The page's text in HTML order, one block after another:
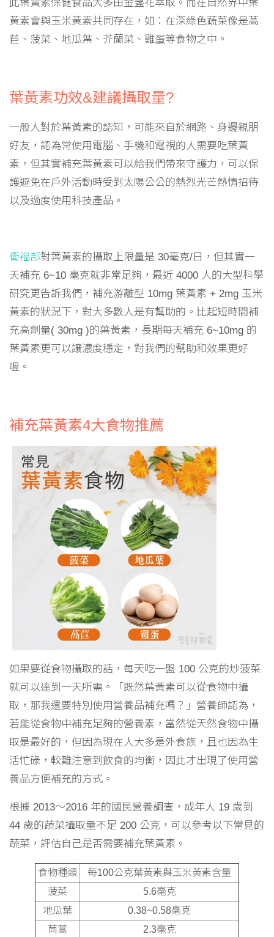
此葉黃素保健食品大多由金盞花萃取。而在自然界中葉
黃素會與玉米黃素共同存在，如：在深綠色蔬菜像是萵
苣、菠菜、地瓜葉、芥蘭菜、雞蛋等食物之中。
葉黃素功效&建議攝取量?
一般人對於葉黃素的認知，可能來自於網路、身邊親朋
好友，認為常使用電腦、手機和電視的人需要吃葉黃
素，但其實補充葉黃素可以給我們帶來守護力，可以保
護避免在戶外活動時受到太陽公公的熱烈光芒熱情招待
以及過度使用科技產品。
衛福部對葉黃素的攝取上限量是 30毫克/日，但其實一
天補充 6~10 毫克就非常足夠，最近 4000 人的大型科學
研究更告訴我們，補充游離型 10mg 葉黃素 + 2mg 玉米
黃素的狀況下，對大多數人是有幫助的。比起短時間補
充高劑量( 30mg )的葉黃素，長期每天補充 6~10mg 的
葉黃素更可以讓濃度穩定，對我們的幫助和效果更好
喔。
補充葉黃素4大食物推薦
如果要從食物攝取的話，每天吃一盤 100 公克的炒菠菜
就可以達到一天所需。「既然葉黃素可以從食物中攝
取，那我還要特別使用營養品補充嗎？」營養師認為，
若能從食物中補充足夠的營養素，當然從天然食物中攝
取是最好的，但因為現在人大多是外食族，且也因為生
活忙碌，較難注意到飲食的均衡，因此才出現了使用營
養品方便補充的方式。
根據 2013～2016 年的國民營養調查，成年人 19 歲到
44 歲的蔬菜攝取量不足 200 公克，可以參考以下常見的
蔬菜，評估自己是否需要補充葉黃素。
食物種類
每100公克葉黃素與玉米黃素含量
菠菜
5.6毫克
地瓜葉
0.38~0.58毫克
茼蒿
2.3毫克